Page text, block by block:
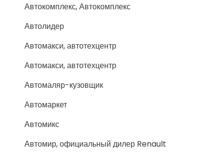
Автокомплекс, Автокомплекс
Автолидер
Автомакси, автотехцентр
Автомакси, автотехцентр
Автомаляр-кузовщик
Автомаркет
Автомикс
Автомир, официальный дилер Renault